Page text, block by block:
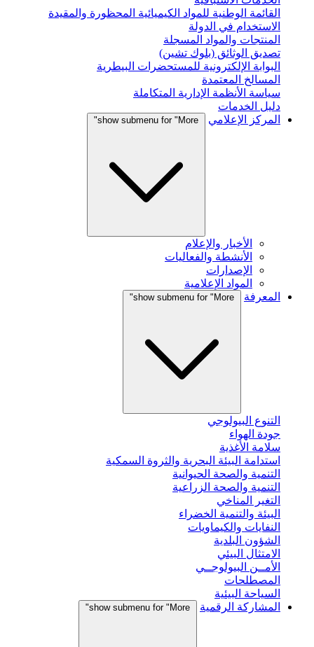
القائمة الوطنية للمواد الكيميائية المحظورة والمقيدة
الاستخدام في الدولة
المنتجات والمواد المسجلة
تصديق الوثائق (بلوك تشين)
البوابة الإلكترونية للمستحضرات البيطرية
المسالخ المعتمدة
سياسة الأنظمة الإدارية المتكاملة
دليل الخدمات
المركز الإعلامي
show submenu for "More"
الأخبار والإعلام
الأنشطة والفعاليات
الإصدارات
المواد الإعلامية
المعرفة
show submenu for "More"
التنوع البيولوجي
جودة الهواء
سلامة الأغذية
استدامة البيئة البحرية والثروة السمكية
التنمية والصحة الحيوانية
التنمية والصحة الزراعية
التغير المناخي
البيئة والتنمية الخضراء
النفايات والكيماويات
الشؤون البلدية
الامتثال البيئي
الأمــن البيولوجــي
المصطلحات
السياحة البيئية
المشاركة الرقمية
show submenu for "More"